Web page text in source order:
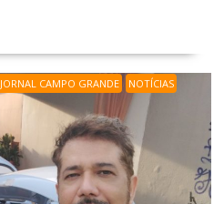
JORNAL CAMPO GRANDE NOTÍCIAS